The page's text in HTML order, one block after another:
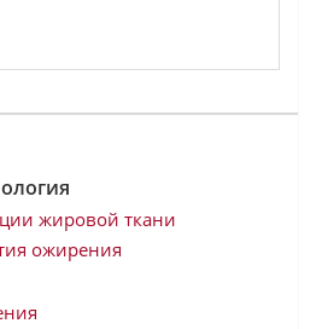
жировой ткани
ожирения